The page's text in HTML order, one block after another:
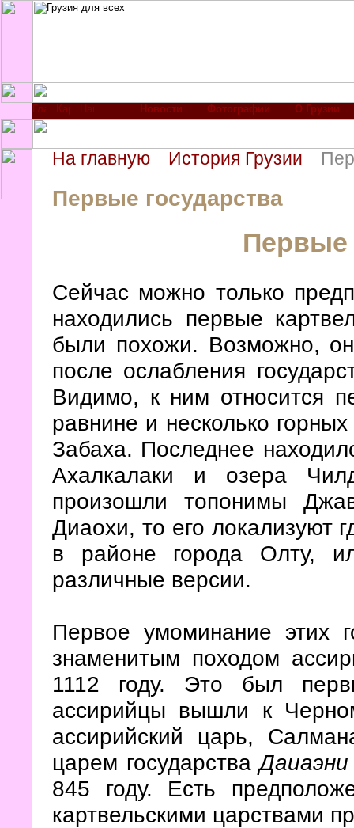
Новости Фотографии О Грузии
На главную История Грузии
Первые государства
Первые
Сейчас можно только
находились первые
были похожи. Возможно,
после ослабления
Видимо, к ним относится
равнине и несколько
Забаха. Последнее
Ахалкалаки и озера
произошли топонимы
Диаохи, то его локализуют
в районе города Олту,
различные версии.
Первое умоминание этих
знаменитым походом
1112 году. Это был
ассирийцы вышли к
ассирийский царь,
царем государстваДаиаэни
845 году. Есть
картвельскими царствами